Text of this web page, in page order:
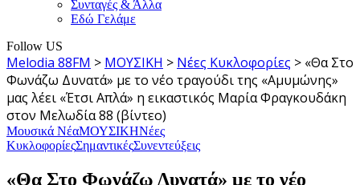
Συνταγές & Άλλα
Εδώ Γελάμε
Follow US
Melodia 88FM > ΜΟΥΣΙΚΗ > Νέες Κυκλοφορίες > «Θα Στο
Φωνάζω Δυνατά» με το νέο τραγούδι της «Αμυμώνης»
μας λέει «Έτσι Απλά» η εικαστικός Μαρία Φραγκουδάκη
στον Μελωδία 88 (βίντεο)
Μουσικά ΝέαΜΟΥΣΙΚΗΝέες
ΚυκλοφορίεςΣημαντικέςΣυνεντεύξεις
«Θα Στο Φωνάζω Δυνατά» με το νέο